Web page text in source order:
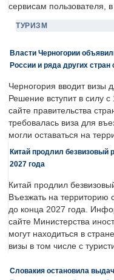
сервисам пользователя,
ТУРИЗМ
Власти Черногории
России и ряда других стран
Черногория вводит визы
Решение вступит в силу
сайте правительства
требовалась виза для
могли оставаться на
Китай продлил безвизовый
2027 года
Китай продлил
Въезжать на территорию
до конца 2027 года.
сайте Министерства
могут находиться в
визы в том числе с
Словакия остановила